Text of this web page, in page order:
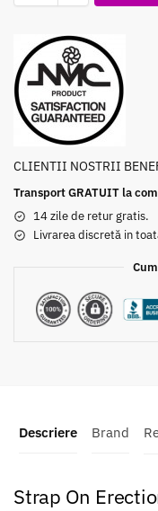
CLIENTII NOSTRII
Transport GRATUIT la
14 zile de retur gratis.
Livrarea discretă in
Descriere Brand
Strap On